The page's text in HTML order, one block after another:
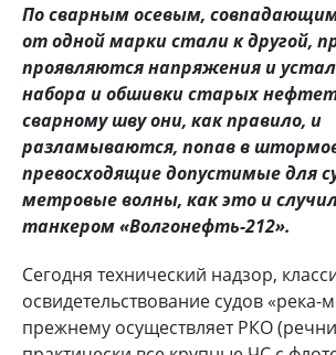
По сварным осевым,
от одной марки стали к другой,
проявляются напряжения и
набора и обшивки старых
сварному шву они, как правило, и
разламываются, попав в
превосходящие допустимые для
метровые волны, как это и
танкером «Волгонефть-212».
Сегодня технический надзор,
освидетельствование судов «река-
прежнему осуществляет РКО